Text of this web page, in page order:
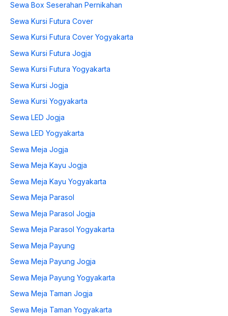
Sewa Box Seserahan Pernikahan
Sewa Kursi Futura Cover
Sewa Kursi Futura Cover Yogyakarta
Sewa Kursi Futura Jogja
Sewa Kursi Futura Yogyakarta
Sewa Kursi Jogja
Sewa Kursi Yogyakarta
Sewa LED Jogja
Sewa LED Yogyakarta
Sewa Meja Jogja
Sewa Meja Kayu Jogja
Sewa Meja Kayu Yogyakarta
Sewa Meja Parasol
Sewa Meja Parasol Jogja
Sewa Meja Parasol Yogyakarta
Sewa Meja Payung
Sewa Meja Payung Jogja
Sewa Meja Payung Yogyakarta
Sewa Meja Taman Jogja
Sewa Meja Taman Yogyakarta